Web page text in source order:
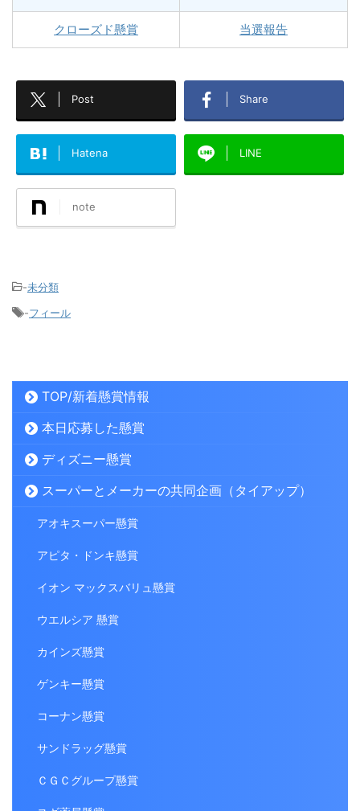
クローズド懸賞 当選報告
Post Share
Hatena LINE
note
-未分類
-フィール
TOP/新着懸賞情報
本日応募した懸賞
ディズニー懸賞
スーパーとメーカーの共同企画（タイアップ）
アオキスーパー懸賞
アピタ・ドンキ懸賞
イオン マックスバリュ懸賞
ウエルシア 懸賞
カインズ懸賞
ゲンキー懸賞
コーナン懸賞
サンドラッグ懸賞
ＣＧＣグループ懸賞